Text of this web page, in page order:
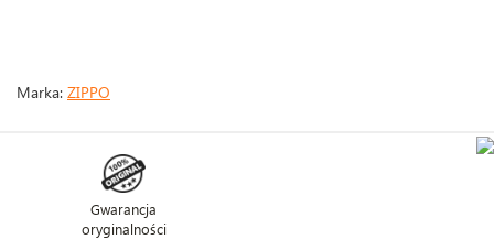
Marka: ZIPPO
Gwarancja
oryginalności